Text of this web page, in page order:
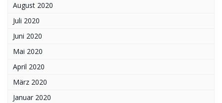
August 2020
Juli 2020
Juni 2020
Mai 2020
April 2020
März 2020
Januar 2020